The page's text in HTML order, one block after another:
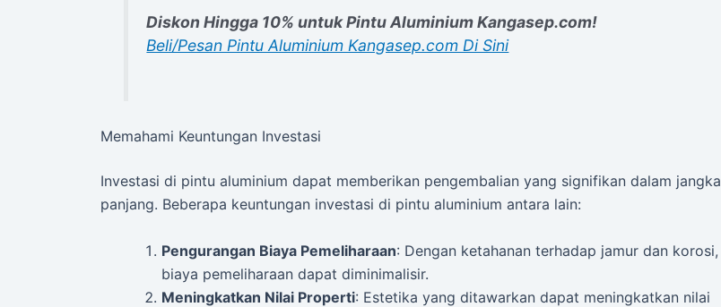
Diskon Hingga 10% untuk Pintu Aluminium Kangasep.com!
Beli/Pesan Pintu Aluminium Kangasep.com Di Sini
Memahami Keuntungan Investasi
Investasi di pintu aluminium dapat memberikan pengembalian yang signifikan dalam jangka
panjang. Beberapa keuntungan investasi di pintu aluminium antara lain:
Pengurangan Biaya Pemeliharaan: Dengan ketahanan terhadap jamur dan korosi,
biaya pemeliharaan dapat diminimalisir.
Meningkatkan Nilai Properti: Estetika yang ditawarkan dapat meningkatkan nilai